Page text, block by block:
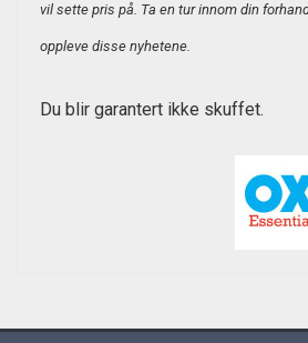
vil sette pris på. Ta en tur innom din
oppleve disse nyhetene.
Du blir garantert ikke skuffet.